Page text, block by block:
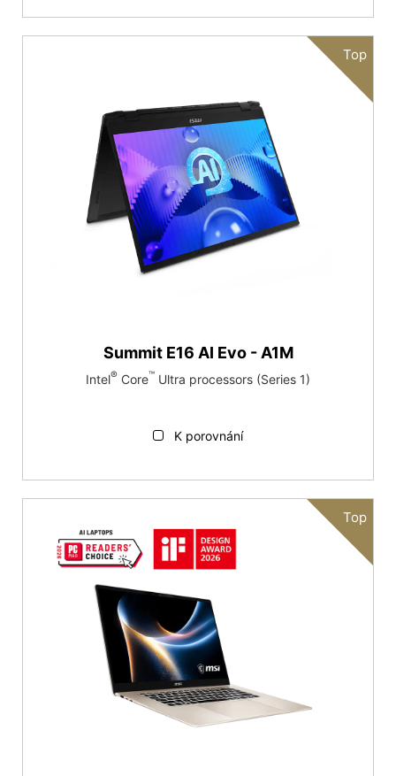
Top
Summit E16 AI Evo - A1M
Intel® Core™ Ultra processors (Series 1)
K porovnání
Top